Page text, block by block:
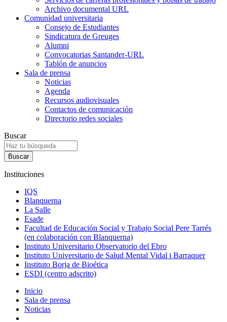
Archivo documental URL
Comunidad universitaria
Consejo de Estudiantes
Sindicatura de Greuges
Alumni
Convocatorias Santander-URL
Tablón de anuncios
Sala de prensa
Noticias
Agenda
Recursos audiovisuales
Contactos de comunicación
Directorio redes sociales
Buscar
Instituciones
IQS
Blanquerna
La Salle
Esade
Facultad de Educación Social y Trabajo Social Pere Tarrés
(en colaboración con Blanquerna)
Instituto Universitario Observatorio del Ebro
Instituto Universitario de Salud Mental Vidal i Barraquer
Instituto Borja de Bioética
ESDI (centro adscrito)
Inicio
Sala de prensa
Noticias